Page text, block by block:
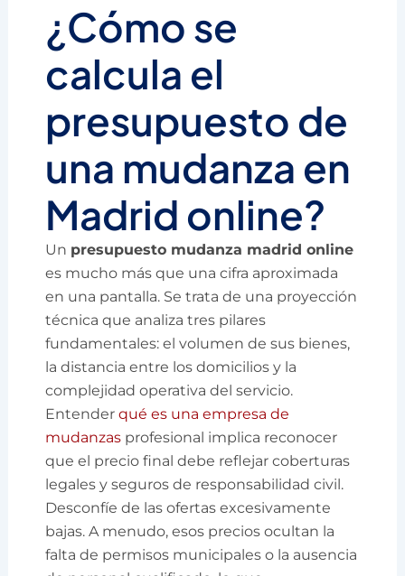
¿Cómo se
calcula el
presupuesto de
una mudanza en
Madrid online?
Un presupuesto mudanza madrid online
es mucho más que una cifra aproximada
en una pantalla. Se trata de una proyección
técnica que analiza tres pilares
fundamentales: el volumen de sus bienes,
la distancia entre los domicilios y la
complejidad operativa del servicio.
Entenderqué es una empresa de
mudanzas profesional implica reconocer
que el precio final debe reflejar coberturas
legales y seguros de responsabilidad civil.
Desconfíe de las ofertas excesivamente
bajas. A menudo, esos precios ocultan la
falta de permisos municipales o la ausencia